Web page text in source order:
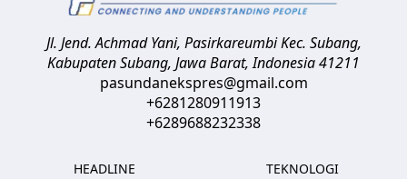
Jl. Jend. Achmad Yani, Pasirkareumbi Kec. Subang,
Kabupaten Subang, Jawa Barat,Indonesia41211
pasundanekspres@gmail.com
+6281280911913
+6289688232338
HEADLINE
TEKNOLOGI